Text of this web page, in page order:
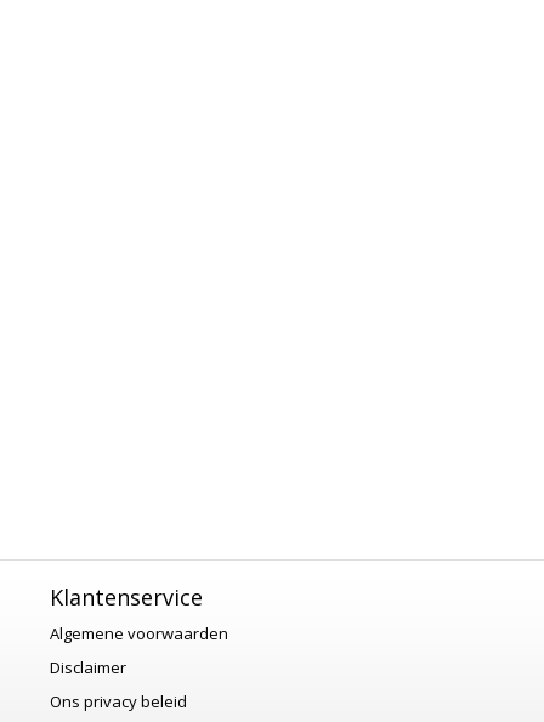
Klantenservice
Algemene voorwaarden
Disclaimer
Ons privacy beleid